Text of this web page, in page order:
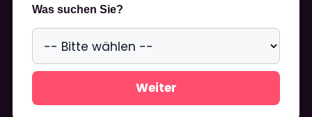
Was suchen Sie?
Weiter
Camsoda Test
2025 – Kosten,
Funktionen &